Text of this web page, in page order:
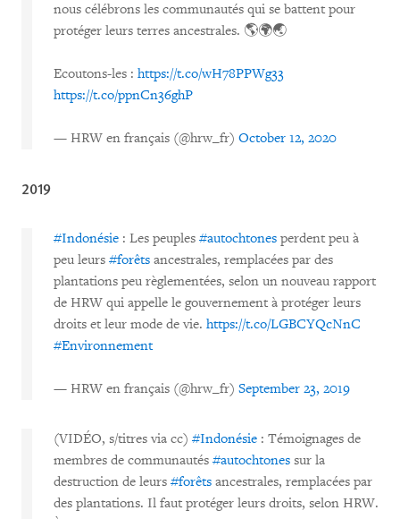
nous célébrons les communautés qui se battent pour
protéger leurs terres ancestrales. 🌎🌍🌏
Ecoutons-les : https://t.co/wH78PPWg33
https://t.co/ppnCn36ghP
— HRW en français (@hrw_fr) October 12, 2020
2019
#Indonésie : Les peuples #autochtones perdent peu à
peu leurs #forêts ancestrales, remplacées par des
plantations peu règlementées, selon un nouveau rapport
de HRW qui appelle le gouvernement à protéger leurs
droits et leur mode de vie. https://t.co/LGBCYQcNnC
#Environnement
— HRW en français (@hrw_fr) September 23, 2019
(VIDÉO, s/titres via cc) #Indonésie : Témoignages de
membres de communautés #autochtones sur la
destruction de leurs #forêts ancestrales, remplacées par
des plantations. Il faut protéger leurs droits, selon HRW.